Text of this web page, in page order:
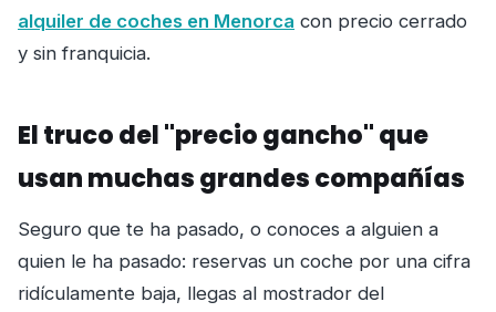
alquiler de coches en Menorca con precio cerrado
y sin franquicia.
El truco del "precio gancho" que
usan muchas grandes compañías
Seguro que te ha pasado, o conoces a alguien a
quien le ha pasado: reservas un coche por una cifra
ridículamente baja, llegas al mostrador del